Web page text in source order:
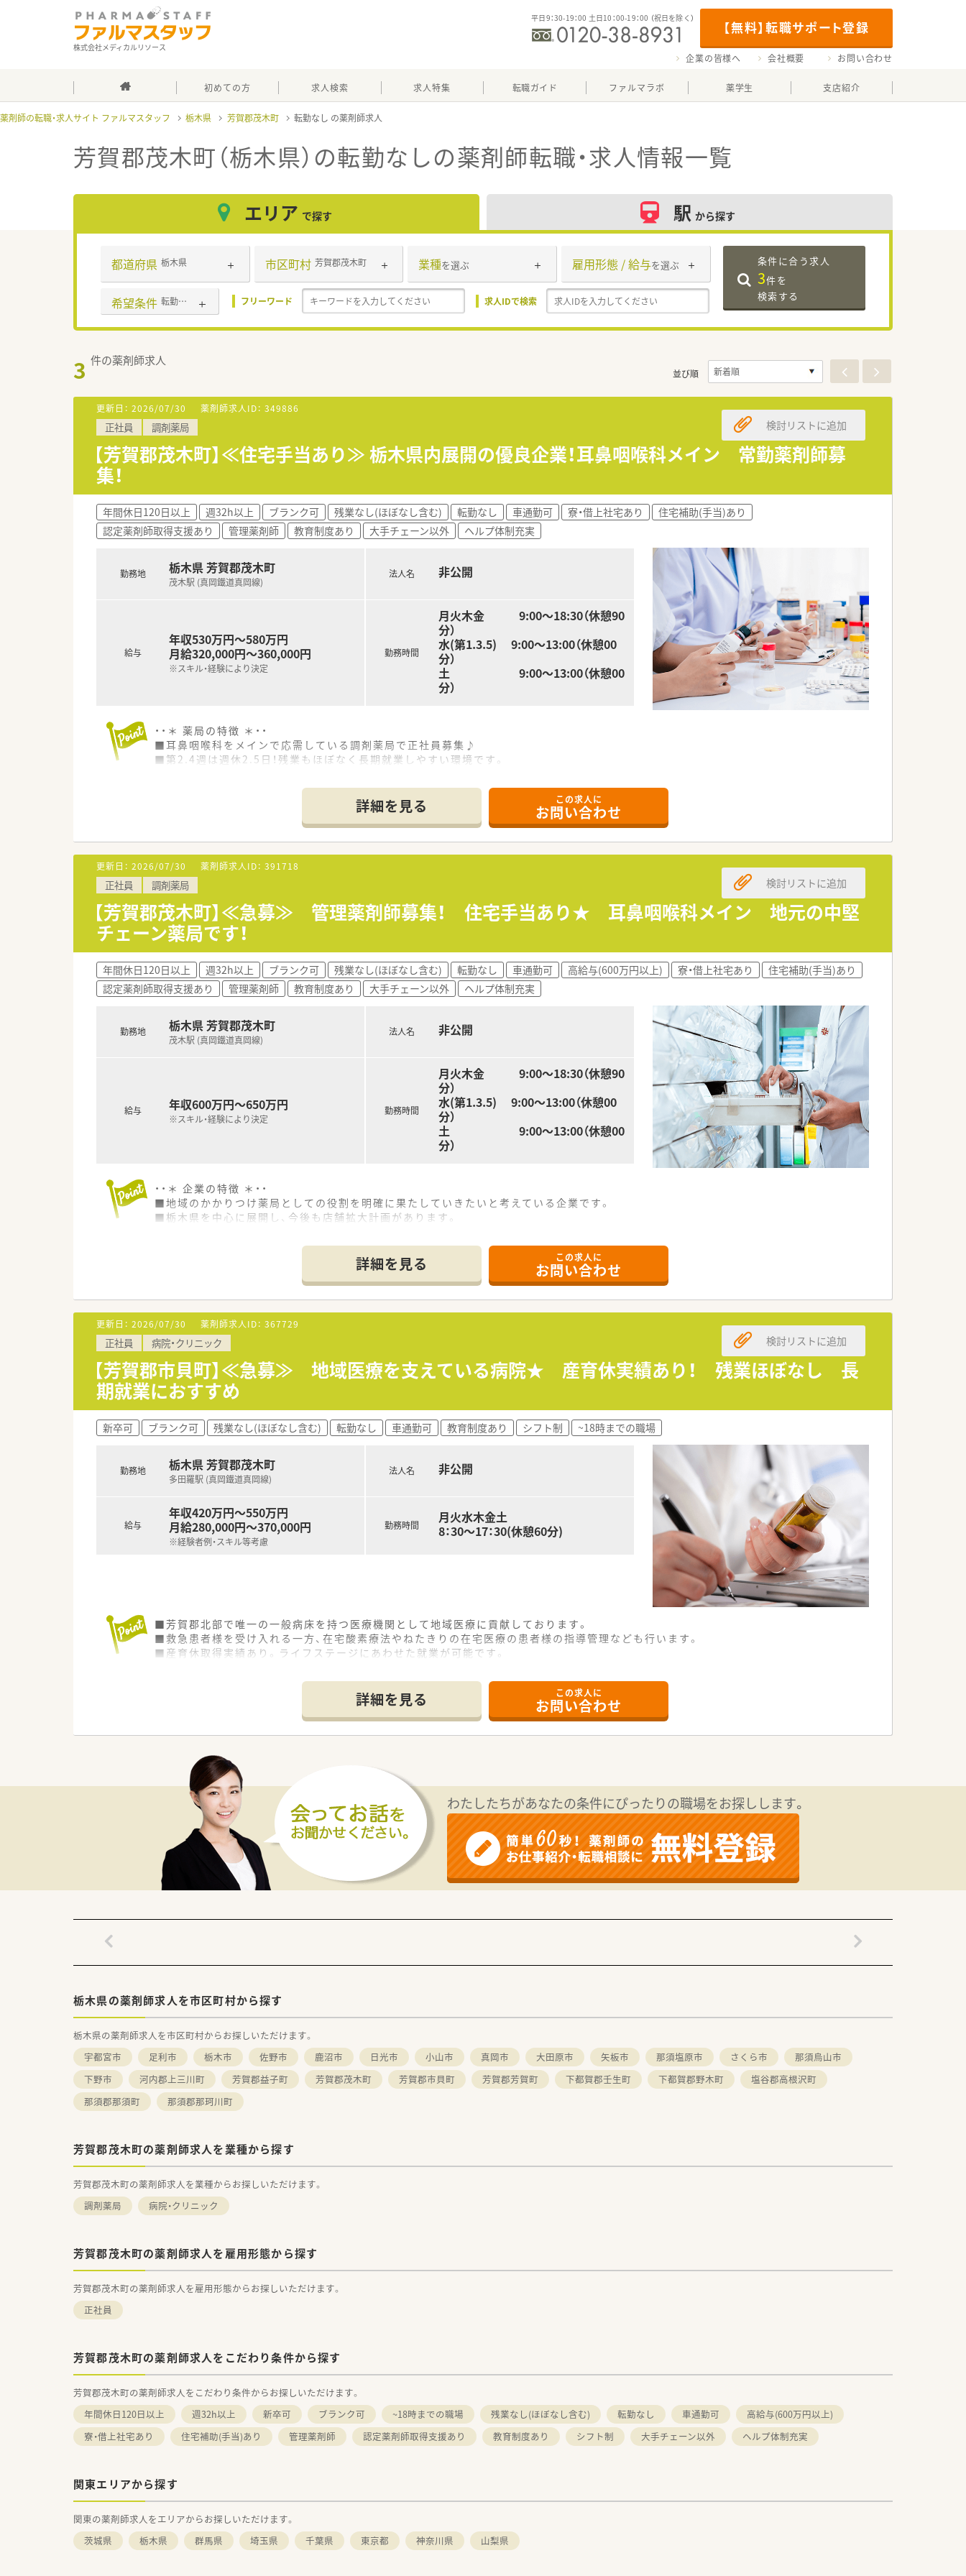
株式会社メディカルリソース
【無料】転職サポート登録
平日9：30-19：00 土日10：00-19：00 （祝日を除く）
企業の皆様へ 会社概要 お問い合わせ
初めての方 求人検索 求人特集 転職ガイド ファルマラボ 薬学生 支店紹介
薬剤師の転職・求人サイト ファルマスタッフ 栃木県 芳賀郡茂木町 転勤なし
芳賀郡茂木町（栃木県）の転勤なしの薬剤師転職・求人情報一覧
エリア で探す 駅 から探す
都道府県 栃木県 市区町村 芳賀郡茂木町 業種を選ぶ 雇用形態 / 給与を選ぶ
希望条件 転勤なし フリーワード 求人IDで検索
条件に合う求人
3件を
検索する
3 件の薬剤師求人
並び順
更新日： 2026/07/30 薬剤師求人ID： 349886
正社員 調剤薬局
【芳賀郡茂木町】≪住宅手当あり≫ 栃木県内展開の優良企業！耳鼻咽喉科メイン 常勤薬剤師募
集！
検討リストに追加
年間休日120日以上 週32h以上 ブランク可 残業なし(ほぼなし含む) 転勤なし 車通勤可 寮・借上社宅あり
住宅補助(手当)あり
認定薬剤師取得支援あり
管理薬剤師 教育制度あり 大手チェーン以外 ヘルプ体制充実
勤務地 栃木県 芳賀郡茂木町
茂木駅 (真岡鐵道真岡線)
給与
年収530万円～580万円
月給320,000円～360,000円
※スキル・経験により決定
法人名 非公開
勤務時間
月火木金 9:00～18:30（休憩90
分）
水(第1.3.5) 9:00～13:00（休憩00
分）
土 9:00～13:00（休憩00
分）
・・＊ 薬局の特徴 ＊・・
■耳鼻咽喉科をメインで応需している調剤薬局で正社員募集♪
■第2.4週は週休2.5日！残業もほぼなく長期就業しやすい環境です。
■地域のかかりつけ薬局としての役割を明確に果たしていきたいと考えている企業です。
■栃木県を中心に展開し、今後も店舗拡大計画があります。
■借り上げ社宅制度・住宅手当等福利厚生が充実しており、社員を大切にしている企業です。
■地域密着型の調剤薬局として地域活動やイベント開催に力を入れています。
■新卒の受け入れも積極的にしており、社内の風通しもよく働きやすい社風です。
■働き方に制限のある薬剤師さん向けに準社員制度もありますので、気になる方はお気軽にお問合せ下さい！
詳細を見る この求人に
お問い合わせ
更新日： 2026/07/30 薬剤師求人ID： 391718
正社員 調剤薬局
【芳賀郡茂木町】≪急募≫ 管理薬剤師募集！ 住宅手当あり★ 耳鼻咽喉科メイン 地元の中堅
チェーン薬局です！
検討リストに追加
年間休日120日以上 週32h以上 ブランク可 残業なし(ほぼなし含む) 転勤なし 車通勤可 高給与(600万円以上) 寮・借上社宅あり
住宅補助(手当)あり
認定薬剤師取得支援あり
管理薬剤師 教育制度あり 大手チェーン以外 ヘルプ体制充実
勤務地 栃木県 芳賀郡茂木町
茂木駅 (真岡鐵道真岡線)
給与 年収600万円～650万円
※スキル・経験により決定
法人名 非公開
勤務時間
月火木金 9:00～18:30（休憩90
分）
水(第1.3.5) 9:00～13:00（休憩00
分）
土 9:00～13:00（休憩00
分）
・・＊ 企業の特徴 ＊・・
■地域のかかりつけ薬局としての役割を明確に果たしていきたいと考えている企業です。
■栃木県を中心に展開し、今後も店舗拡大計画があります。
■地域密着型の調剤薬局として地域活動やイベント開催に力を入れています。
■新卒の受け入れも積極的にしており、社内の風通しもよく働きやすい社風です。
■働き方に制限のある薬剤師さん向けに準社員制度もありますので、気になる方はお気軽にお問合せ下さい！
詳細を見る この求人に
お問い合わせ
更新日： 2026/07/30 薬剤師求人ID： 367729
正社員 病院・クリニック
【芳賀郡市貝町】≪急募≫ 地域医療を支えている病院★ 産育休実績あり！ 残業ほぼなし 長
期就業におすすめ
検討リストに追加
新卒可 ブランク可 残業なし(ほぼなし含む) 転勤なし 車通勤可 教育制度あり シフト制 ~18時までの職場
勤務地 栃木県 芳賀郡茂木町
多田羅駅 (真岡鐵道真岡線)
給与
年収420万円～550万円
月給280,000円～370,000円
※経験者例・スキル等考慮
法人名 非公開
勤務時間
月火水木金土
8：30～17：30(休憩60分)
■芳賀郡北部で唯一の一般病床を持つ医療機関として地域医療に貢献しております。
■救急患者様を受け入れる一方、在宅酸素療法やねたきりの在宅医療の患者様の指導管理なども行います。
■産育休取得実績あり。ライフステージにあわせた就業が可能です。
詳細を見る この求人に
お問い合わせ
わたしたちがあなたの条件にぴったりの職場をお探しします。
栃木県の薬剤師求人を市区町村から探す
栃木県の薬剤師求人を市区町村からお探しいただけます。
宇都宮市
足利市 栃木市 佐野市 鹿沼市 日光市 小山市 真岡市 大田原市 矢板市 那須塩原市 さくら市
那須烏山市
下野市
河内郡上三川町 芳賀郡益子町 芳賀郡茂木町 芳賀郡市貝町 芳賀郡芳賀町 下都賀郡壬生町 下都賀郡野木町
塩谷郡高根沢町
那須郡那須町
那須郡那珂川町
芳賀郡茂木町の薬剤師求人を業種から探す
芳賀郡茂木町の薬剤師求人を業種からお探しいただけます。
調剤薬局
病院・クリニック
芳賀郡茂木町の薬剤師求人を雇用形態から探す
芳賀郡茂木町の薬剤師求人を雇用形態からお探しいただけます。
正社員
芳賀郡茂木町の薬剤師求人をこだわり条件から探す
芳賀郡茂木町の薬剤師求人をこだわり条件からお探しいただけます。
年間休日120日以上
週32h以上 新卒可 ブランク可 ~18時までの職場 残業なし(ほぼなし含む) 転勤なし 車通勤可
高給与(600万円以上)
寮・借上社宅あり
住宅補助(手当)あり 管理薬剤師 認定薬剤師取得支援あり 教育制度あり シフト制 大手チェーン以外 ヘルプ体制充実
関東エリアから探す
関東の薬剤師求人をエリアからお探しいただけます。
茨城県
栃木県 群馬県 埼玉県 千葉県 東京都 神奈川県 山梨県